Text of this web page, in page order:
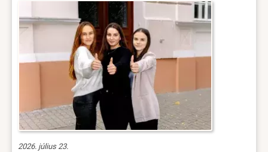
2026. július 23.